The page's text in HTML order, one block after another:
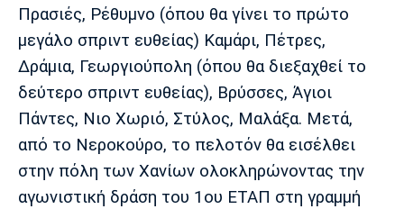
Μπενφίκα
Πρασιές, Ρέθυμνο (όπου θα γίνει το πρώτο
μεγάλο σπριντ ευθείας) Καμάρι, Πέτρες,
Δράμια, Γεωργιούπολη (όπου θα διεξαχθεί το
δεύτερο σπριντ ευθείας), Βρύσσες, Άγιοι
Πάντες, Νιο Χωριό, Στύλος, Μαλάξα. Μετά,
από το Νεροκούρο, το πελοτόν θα εισέλθει
στην πόλη των Χανίων ολοκληρώνοντας την
αγωνιστική δράση του 1ου ΕΤΑΠ στη γραμμή